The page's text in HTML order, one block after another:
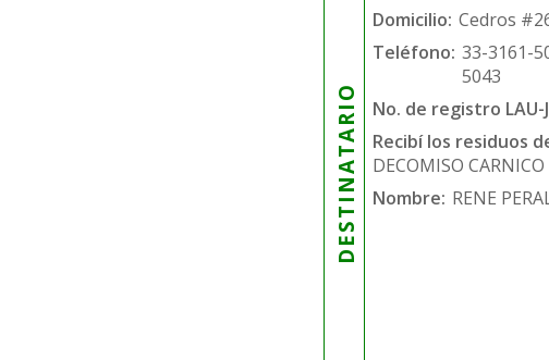
DESTINATARIO
Domicilio: Cedros
Teléfono: 33-3161-
5043
No. de registro LAU-
Recibí los residuos
DECOMISO CARNICO
Nombre: RENE